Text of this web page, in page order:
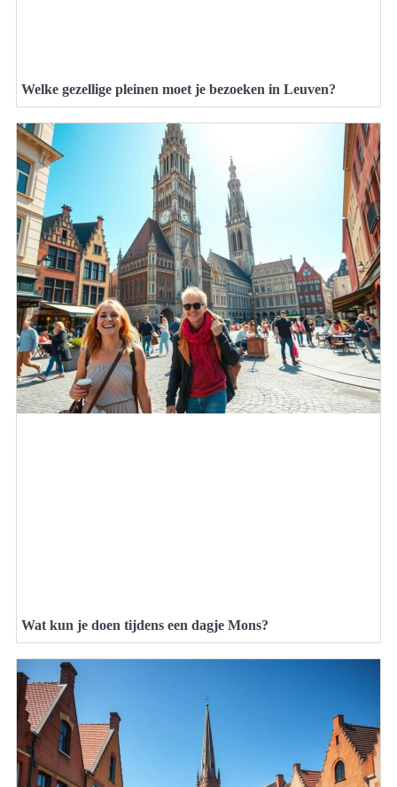
Welke gezellige pleinen moet je bezoeken in Leuven?
Wat kun je doen tijdens een dagje Mons?